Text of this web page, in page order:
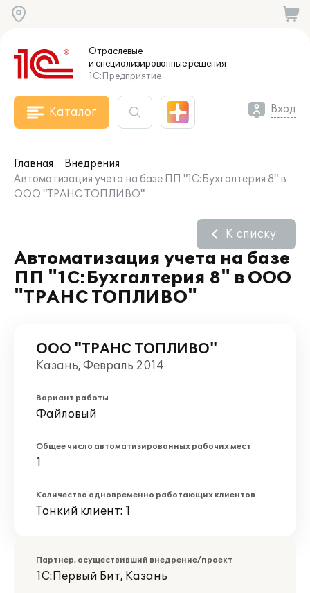
Отраслевые
и специализированныерешения
1С:Предприятие
Каталог Вход
Главная
Внедрения
Автоматизация учета на базе ПП "1С:Бухгалтерия 8" в
ООО "ТРАНС ТОПЛИВО"
Автоматизация учета на базе
ПП "1С:Бухгалтерия 8" в ООО
"ТРАНС ТОПЛИВО"
К списку
ООО "ТРАНС ТОПЛИВО"
Казань, Февраль 2014
Вариант работы
Файловый
Общее число автоматизированных рабочих мест
1
Количество одновременно работающих клиентов
Тонкий клиент: 1
Партнер, осуществивший внедрение/проект
1С:Первый Бит, Казань